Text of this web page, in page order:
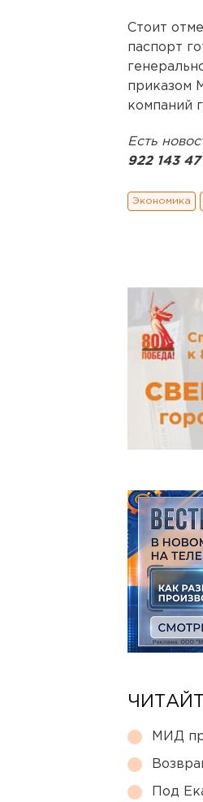
Стоит
паспорт
приказом
компаний
Есть
922 143
Экономика
МИД
Под